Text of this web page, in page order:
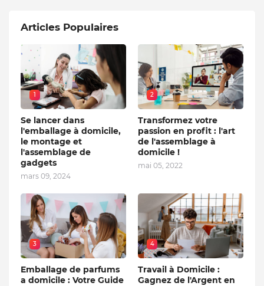
Articles Populaires
1
Se lancer dans
l'emballage à domicile,
le montage et
l'assemblage de
gadgets
mars 09, 2024
2
Transformez votre
passion en profit : l'art
de l'assemblage à
domicile !
mai 05, 2022
3
Emballage de parfums
a domicile : Votre Guide
4
Travail à Domicile :
Gagnez de l'Argent en